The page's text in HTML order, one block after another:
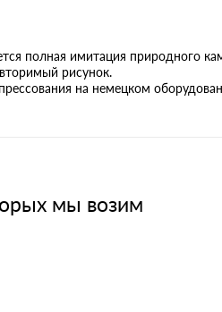
полная имитация природного
рисунок.
на немецком
мы возим